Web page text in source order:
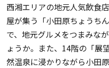
西湘エリアの地元人気飲食
屋が集う「小田原ちょうち
で、地元グルメをつまみな
ょうか。また、14階の「展
然温泉に浸かりながら小田